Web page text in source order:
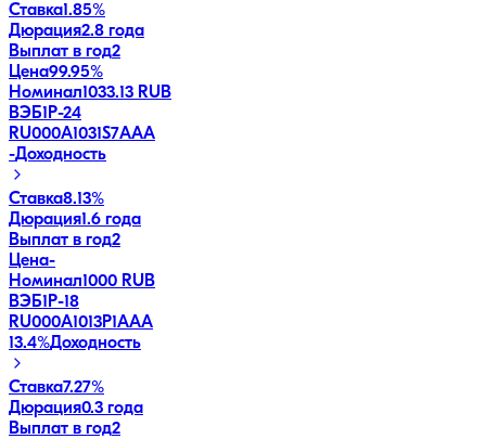
Ставка1.85%
Дюрация2.8 года
Выплат в год2
Цена99.95%
Номинал1033.13 RUB
ВЭБ1P-24
RU000A1031S7AAA
-Доходность
Ставка8.13%
Дюрация1.6 года
Выплат в год2
Цена-
Номинал1000 RUB
ВЭБ1P-18
RU000A1013P1AAA
13.4%Доходность
Ставка7.27%
Дюрация0.3 года
Выплат в год2